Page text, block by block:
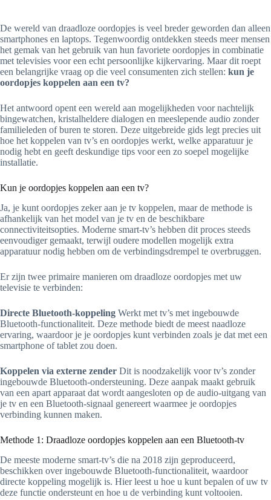
De wereld van draadloze oordopjes is veel breder geworden dan alleen
smartphones en laptops. Tegenwoordig ontdekken steeds meer mensen
het gemak van het gebruik van hun favoriete oordopjes in combinatie
met televisies voor een echt persoonlijke kijkervaring. Maar dit roept
een belangrijke vraag op die veel consumenten zich stellen: kun je
oordopjes koppelen aan een tv?
Het antwoord opent een wereld aan mogelijkheden voor nachtelijk
bingewatchen, kristalheldere dialogen en meeslepende audio zonder
familieleden of buren te storen. Deze uitgebreide gids legt precies uit
hoe het koppelen van tv’s en oordopjes werkt, welke apparatuur je
nodig hebt en geeft deskundige tips voor een zo soepel mogelijke
installatie.
Kun je oordopjes koppelen aan een tv?
Ja, je kunt oordopjes zeker aan je tv koppelen, maar de methode is
afhankelijk van het model van je tv en de beschikbare
connectiviteitsopties. Moderne smart-tv’s hebben dit proces steeds
eenvoudiger gemaakt, terwijl oudere modellen mogelijk extra
apparatuur nodig hebben om de verbindingsdrempel te overbruggen.
Er zijn twee primaire manieren om draadloze oordopjes met uw
televisie te verbinden:
Directe Bluetooth-koppeling Werkt met tv’s met ingebouwde
Bluetooth-functionaliteit. Deze methode biedt de meest naadloze
ervaring, waardoor je je oordopjes kunt verbinden zoals je dat met een
smartphone of tablet zou doen.
Koppelen via externe zender Dit is noodzakelijk voor tv’s zonder
ingebouwde Bluetooth-ondersteuning. Deze aanpak maakt gebruik
van een apart apparaat dat wordt aangesloten op de audio-uitgang van
je tv en een Bluetooth-signaal genereert waarmee je oordopjes
verbinding kunnen maken.
Methode 1: Draadloze oordopjes koppelen aan een Bluetooth-tv
De meeste moderne smart-tv’s die na 2018 zijn geproduceerd,
beschikken over ingebouwde Bluetooth-functionaliteit, waardoor
directe koppeling mogelijk is. Hier leest u hoe u kunt bepalen of uw tv
deze functie ondersteunt en hoe u de verbinding kunt voltooien.